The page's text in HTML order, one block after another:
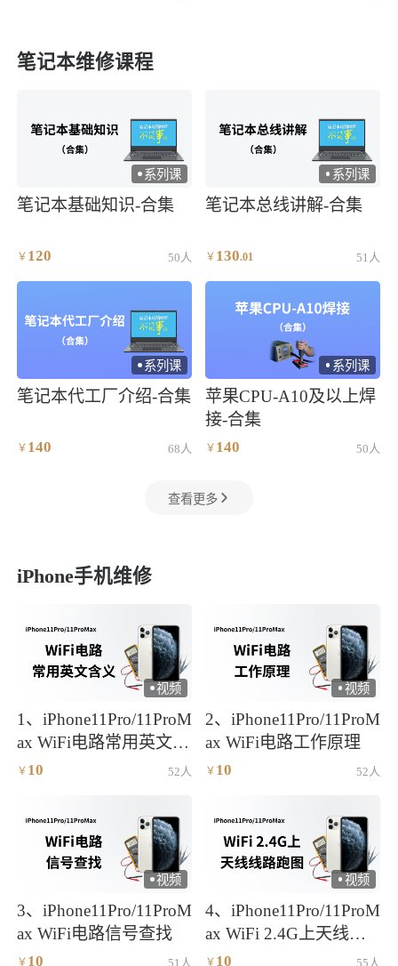
笔记本维修课程
系列课
)
笔记本基础知识-合集
￥ 120 50人
系列课
)
笔记本总线讲解-合集
￥ 130.01 51人
系列课
)
笔记本代工厂介绍-合集
￥ 140 68人
系列课
)
苹果CPU-A10及以上焊
接-合集
￥ 140 50人
查看更多
iPhone手机维修
视频
)
1、iPhone11Pro/11ProM
ax WiFi电路常用英文含
义
￥ 10 52人
视频
)
2、iPhone11Pro/11ProM
ax WiFi电路工作原理
￥ 10 52人
视频
)
3、iPhone11Pro/11ProM
ax WiFi电路信号查找
￥ 10 51人
视频
)
4、iPhone11Pro/11ProM
ax WiFi 2.4G上天线线
路跑图
￥ 10 55人